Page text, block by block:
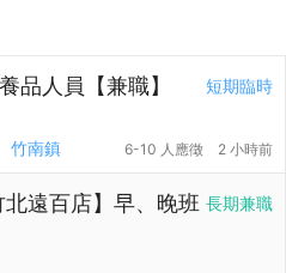
短期臨時
品人員【兼職】
竹南鎮 6-10 人應徵 2 小時前
長期兼職
北遠百店】早、晚班